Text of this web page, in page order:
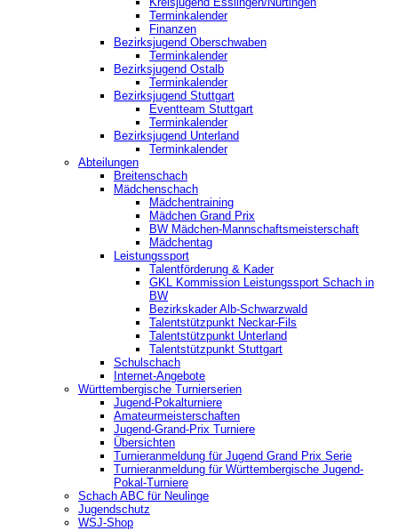
Terminkalender
Finanzen
Bezirksjugend Oberschwaben
Terminkalender
Bezirksjugend Ostalb
Terminkalender
Bezirksjugend Stuttgart
‎Eventteam Stuttgart
Terminkalender
Bezirksjugend Unterland
Terminkalender
Abteilungen
Breitenschach
Mädchenschach
Mädchentraining
Mädchen Grand Prix
BW Mädchen-Mannschaftsmeisterschaft
Mädchentag
Leistungssport
Talentförderung & Kader
GKL Kommission Leistungssport Schach in
BW
Bezirkskader Alb-Schwarzwald
Talentstützpunkt Neckar-Fils
Talentstützpunkt Unterland
Talentstützpunkt Stuttgart
Schulschach
Internet-Angebote
Württembergische Turnierserien
Jugend-Pokalturniere
Amateurmeisterschaften
Jugend-Grand-Prix Turniere
Übersichten
Turnieranmeldung für Jugend Grand Prix Serie
Turnieranmeldung für Württembergische Jugend-
Pokal-Turniere
Schach ABC für Neulinge
Jugendschutz
WSJ-Shop